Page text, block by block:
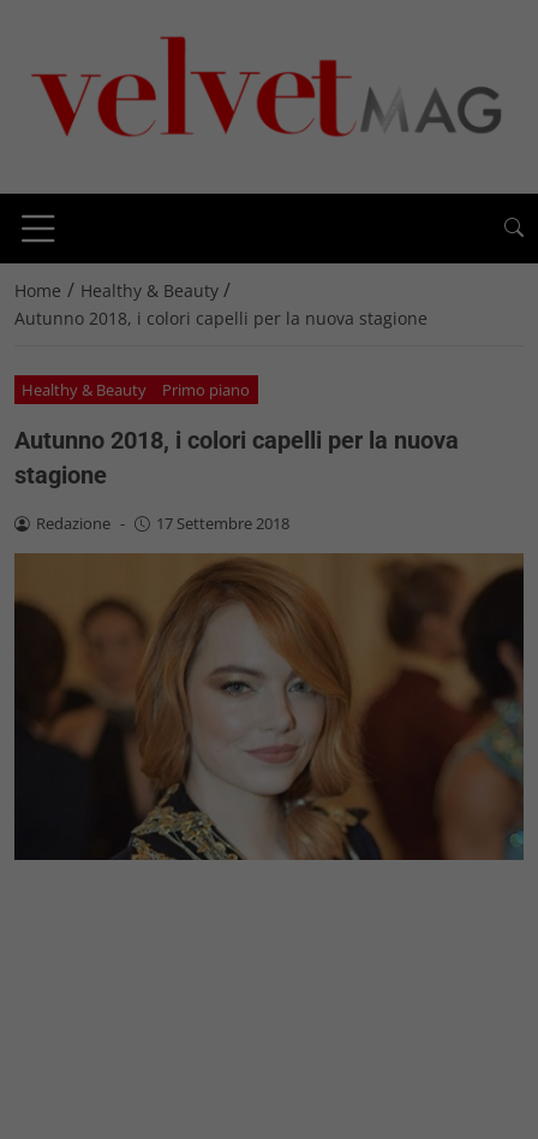
Home / Healthy & Beauty /
Autunno 2018, i colori capelli per la nuova stagione
Healthy & Beauty Primo piano
Autunno 2018, i colori capelli per la nuova
stagione
Redazione - 17 Settembre 2018